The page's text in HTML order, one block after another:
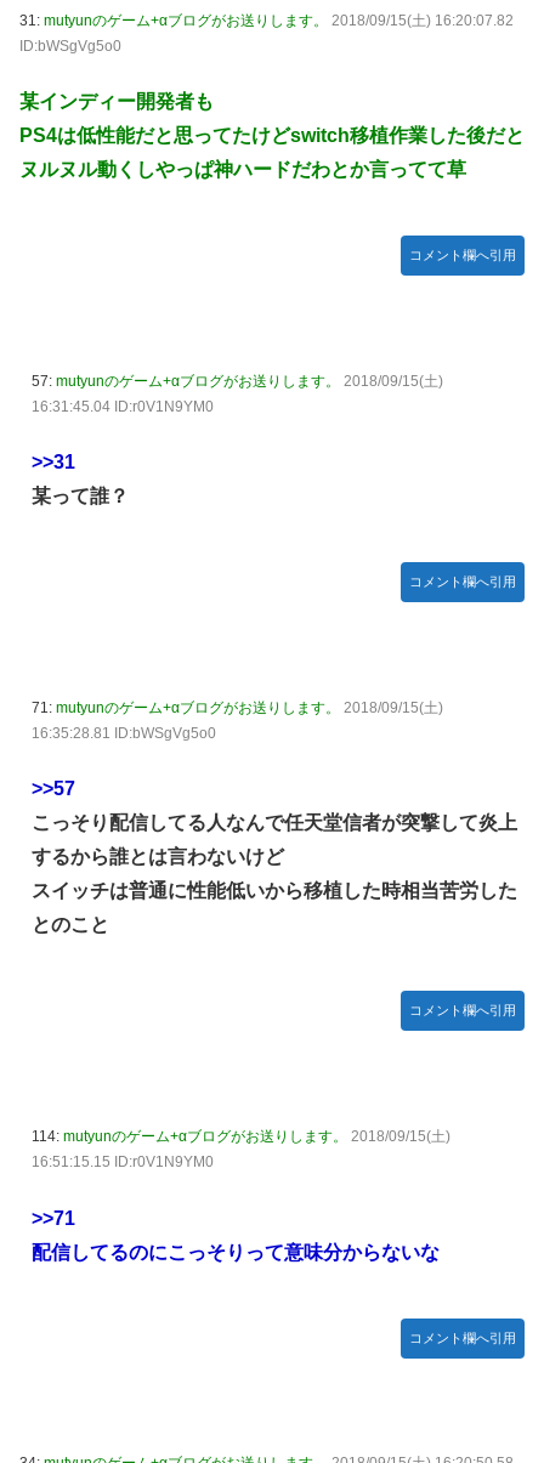
31: mutyunのゲーム+αブログがお送りします。
2018/09/15(土) 16:20:07.82
ID:bWSgVg5o0
某インディー開発者も
PS4は低性能だと思ってたけどswitch移植作業した後だと
ヌルヌル動くしやっぱ神ハードだわとか言ってて草
コメント欄へ引用
57: mutyunのゲーム+αブログがお送りします。
2018/09/15(土)
16:31:45.04 ID:r0V1N9YM0
>>31
某って誰？
コメント欄へ引用
71: mutyunのゲーム+αブログがお送りします。
2018/09/15(土)
16:35:28.81 ID:bWSgVg5o0
>>57
こっそり配信してる人なんで任天堂信者が突撃して炎上
するから誰とは言わないけど
スイッチは普通に性能低いから移植した時相当苦労した
とのこと
コメント欄へ引用
114: mutyunのゲーム+αブログがお送りします。
2018/09/15(土)
16:51:15.15 ID:r0V1N9YM0
>>71
配信してるのにこっそりって意味分からないな
コメント欄へ引用